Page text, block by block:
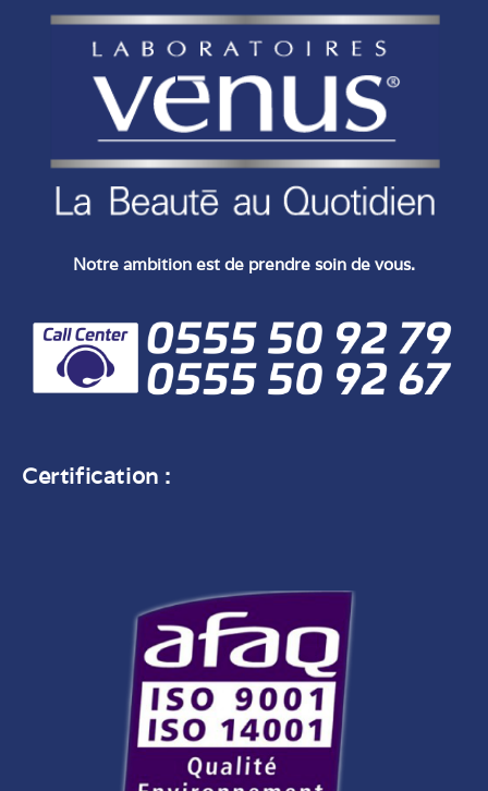
Notre ambition est de prendre soin de vous.
Certification :